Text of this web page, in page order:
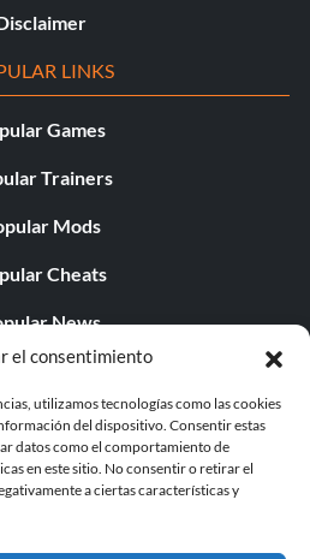
el consentimiento
utilizamos tecnologías como las cookies
del dispositivo. Consentir estas
datos como el comportamiento de
en este sitio. No consentir o retirar el
a ciertas características y
LINKS
Games
Trainers
Mods
Cheats
News
Editorials
Free Games
UPDATES